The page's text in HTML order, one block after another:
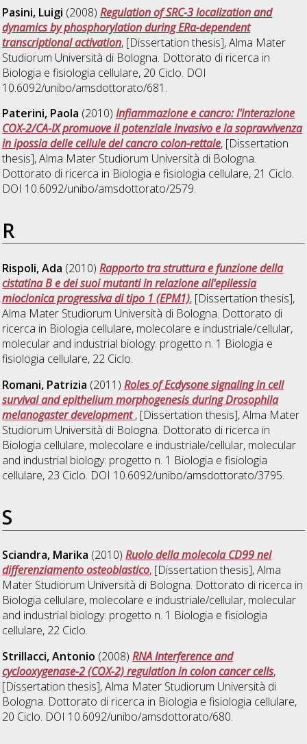
Pasini, Luigi (2008)Regulation of SRC-3 localization and
dynamics by phosphorylation during ERα-dependent
transcriptional activation, [Dissertation thesis], Alma Mater
Studiorum Università di Bologna. Dottorato di ricerca in
Biologia e fisiologia cellulare, 20 Ciclo. DOI
10.6092/unibo/amsdottorato/681.
Paterini, Paola (2010)Infiammazione e cancro: l'interazione
COX-2/CA-IX promuove il potenziale invasivo e la sopravvivenza
in ipossia delle cellule del cancro colon-rettale, [Dissertation
thesis], Alma Mater Studiorum Università di Bologna.
Dottorato di ricerca in Biologia e fisiologia cellulare, 21 Ciclo.
DOI 10.6092/unibo/amsdottorato/2579.
R
Rispoli, Ada (2010)Rapporto tra struttura e funzione della
cistatina B e dei suoi mutanti in relazione all'epilessia
mioclonica progressiva di tipo 1 (EPM1), [Dissertation thesis],
Alma Mater Studiorum Università di Bologna. Dottorato di
ricerca in Biologia cellulare, molecolare e industriale/cellular,
molecular and industrial biology: progetto n. 1 Biologia e
fisiologia cellulare, 22 Ciclo.
Romani, Patrizia (2011)Roles of Ecdysone signaling in cell
survival and epithelium morphogenesis during Drosophila
melanogaster development, [Dissertation thesis], Alma Mater
Studiorum Università di Bologna. Dottorato di ricerca in
Biologia cellulare, molecolare e industriale/cellular, molecular
and industrial biology: progetto n. 1 Biologia e fisiologia
cellulare, 23 Ciclo. DOI 10.6092/unibo/amsdottorato/3795.
S
Sciandra, Marika (2010)Ruolo della molecola CD99 nel
differenziamento osteoblastico, [Dissertation thesis], Alma
Mater Studiorum Università di Bologna. Dottorato di ricerca in
Biologia cellulare, molecolare e industriale/cellular, molecular
and industrial biology: progetto n. 1 Biologia e fisiologia
cellulare, 22 Ciclo.
Strillacci, Antonio (2008)RNA Interference and
cyclooxygenase-2 (COX-2) regulation in colon cancer cells,
[Dissertation thesis], Alma Mater Studiorum Università di
Bologna. Dottorato di ricerca in Biologia e fisiologia cellulare,
20 Ciclo. DOI 10.6092/unibo/amsdottorato/680.